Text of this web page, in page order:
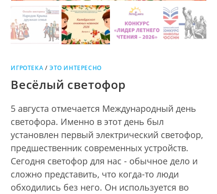
ИГРОТЕКА /ЭТО ИНТЕРЕСНО
Весёлый светофор
5 августа отмечается Международный день
светофора. Именно в этот день был
установлен первый электрический светофор,
предшественник современных устройств.
Сегодня светофор для нас - обычное дело и
сложно представить, что когда-то люди
обходились без него. Он используется во